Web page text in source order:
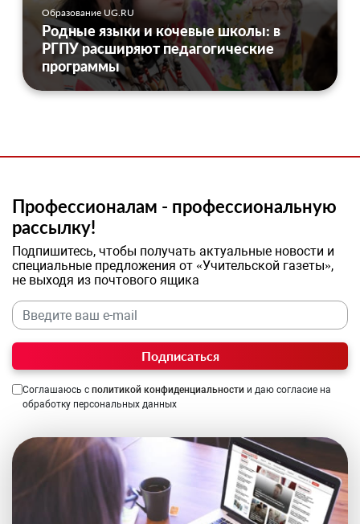
Образование UG.RU
Родные языки и кочевые школы: в
РГПУ расширяют педагогические
программы
Профессионалам - профессиональную
рассылку!
Подпишитесь, чтобы получать актуальные новости и
специальные предложения от «Учительской газеты»,
не выходя из почтового ящика
Подписаться
Соглашаюсь с политикой конфиденциальности и даю согласие на
обработку персональных данных